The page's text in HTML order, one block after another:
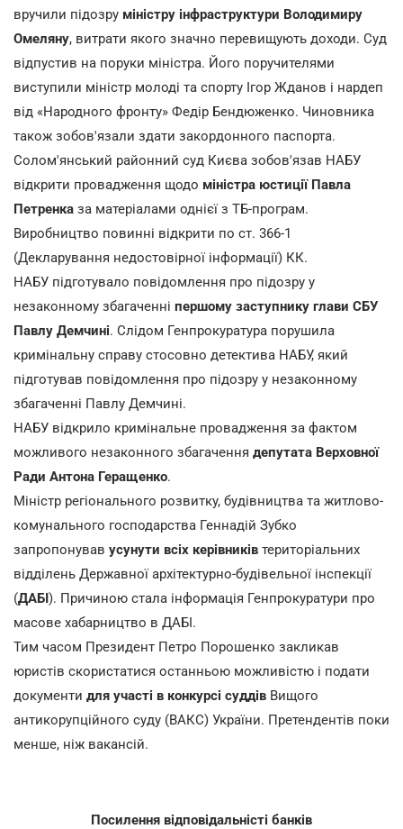
вручили підозру міністру інфраструктури Володимиру
Омеляну, витрати якого значно перевищують доходи. Суд
відпустив на поруки міністра. Його поручителями
виступили міністр молоді та спорту Ігор Жданов і нардеп
від «Народного фронту» Федір Бендюженко. Чиновника
також зобов'язали здати закордонного паспорта.
Солом'янський районний суд Києва зобов'язав НАБУ
відкрити провадження щодо міністра юстиції Павла
Петренка за матеріалами однієї з ТБ-програм.
Виробництво повинні відкрити по ст. 366-1
(Декларування недостовірної інформації) КК.
НАБУ підготувало повідомлення про підозру у
незаконному збагаченні першому заступнику глави СБУ
Павлу Демчині. Слідом Генпрокуратура порушила
кримінальну справу стосовно детектива НАБУ, який
підготував повідомлення про підозру у незаконному
збагаченні Павлу Демчині.
НАБУ відкрило кримінальне провадження за фактом
можливого незаконного збагачення депутата Верховної
Ради Антона Геращенко.
Міністр регіонального розвитку, будівництва та житлово-
комунального господарства Геннадій Зубко
запропонував усунути всіх керівників територіальних
відділень Державної архітектурно-будівельної інспекції
(ДАБІ). Причиною стала інформація Генпрокуратури про
масове хабарництво в ДАБІ.
Тим часом Президент Петро Порошенко закликав
юристів скористатися останньою можливістю і подати
документи для участі в конкурсі суддів Вищого
антикорупційного суду (ВАКС) України. Претендентів поки
менше, ніж вакансій.
Посилення відповідальністі банків